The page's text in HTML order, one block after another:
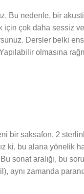
Bu nedenle, bir
için çok daha
Dersler belki
olmasına
bir saksafon, 2
ki, bu alana
sonat aralığı, bu
zamanda